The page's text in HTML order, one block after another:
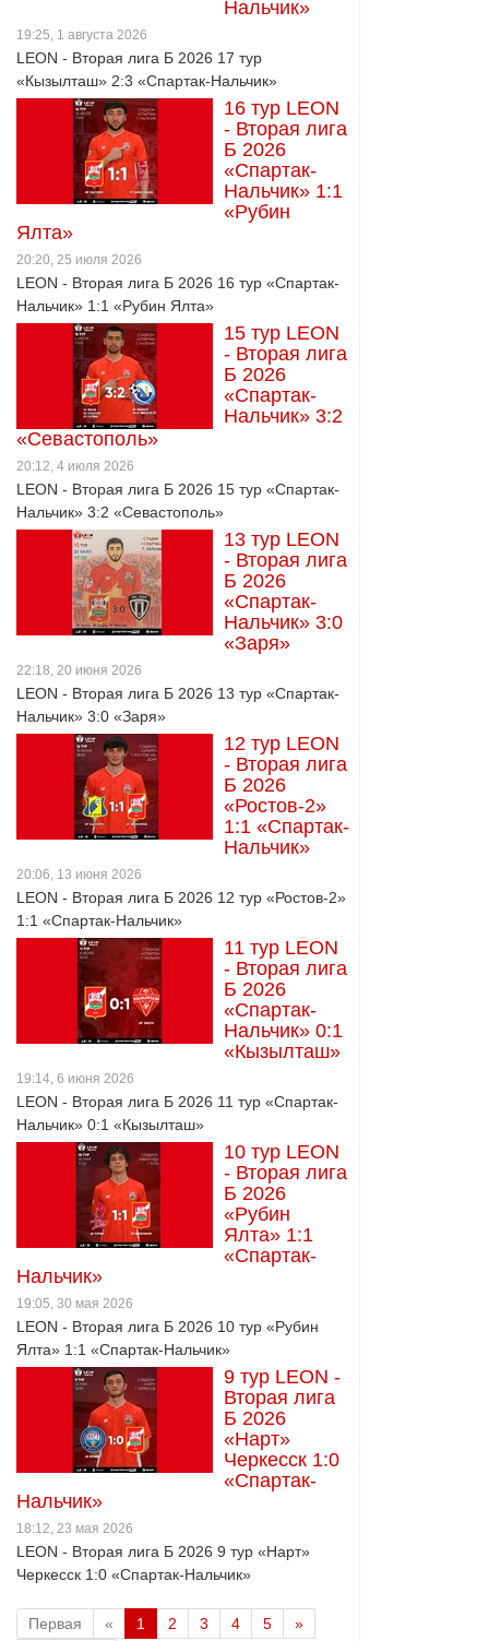
Нальчик»
19:25, 1 августа 2026
LEON - Вторая лига Б 2026 17 тур
«Кызылташ» 2:3 «Спартак-Нальчик»
16 тур LEON
- Вторая лига
Б 2026
«Спартак-
Нальчик» 1:1
«Рубин
Ялта»
20:20, 25 июля 2026
LEON - Вторая лига Б 2026 16 тур «Спартак-
Нальчик» 1:1 «Рубин Ялта»
15 тур LEON
- Вторая лига
Б 2026
«Спартак-
Нальчик» 3:2
«Севастополь»
20:12, 4 июля 2026
LEON - Вторая лига Б 2026 15 тур «Спартак-
Нальчик» 3:2 «Севастополь»
13 тур LEON
- Вторая лига
Б 2026
«Спартак-
Нальчик» 3:0
«Заря»
22:18, 20 июня 2026
LEON - Вторая лига Б 2026 13 тур «Спартак-
Нальчик» 3:0 «Заря»
12 тур LEON
- Вторая лига
Б 2026
«Ростов-2»
1:1 «Спартак-
Нальчик»
20:06, 13 июня 2026
LEON - Вторая лига Б 2026 12 тур «Ростов-2»
1:1 «Спартак-Нальчик»
11 тур LEON
- Вторая лига
Б 2026
«Спартак-
Нальчик» 0:1
«Кызылташ»
19:14, 6 июня 2026
LEON - Вторая лига Б 2026 11 тур «Спартак-
Нальчик» 0:1 «Кызылташ»
10 тур LEON
- Вторая лига
Б 2026
«Рубин
Ялта» 1:1
«Спартак-
Нальчик»
19:05, 30 мая 2026
LEON - Вторая лига Б 2026 10 тур «Рубин
Ялта» 1:1 «Спартак-Нальчик»
9 тур LEON -
Вторая лига
Б 2026
«Нарт»
Черкесск 1:0
«Спартак-
Нальчик»
18:12, 23 мая 2026
LEON - Вторая лига Б 2026 9 тур «Нарт»
Черкесск 1:0 «Спартак-Нальчик»
Первая « 1 2 3 4 5 »